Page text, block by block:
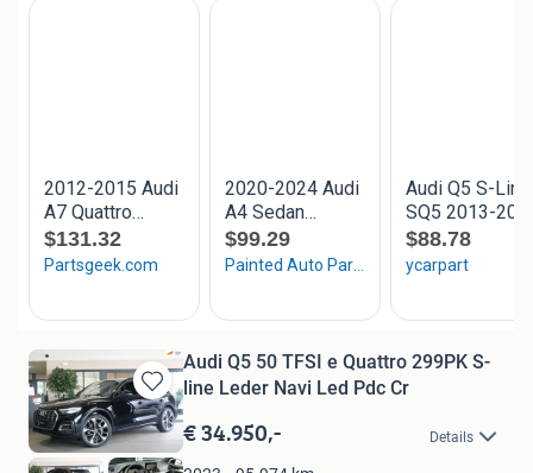
Bewaren
in
Favorieten
Audi Q5 50 TFSI e Quattro 299PK S-
line Leder Navi Led Pdc Cr
€ 34.950,- Details